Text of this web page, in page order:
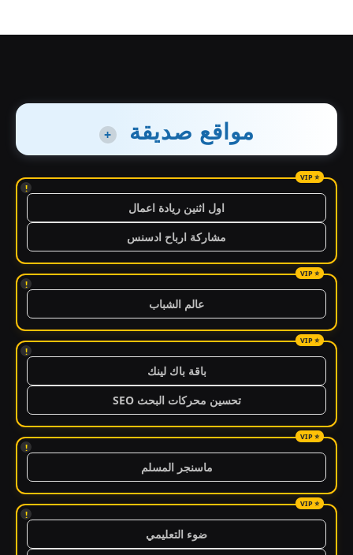
مواقع صديقة +
!
اول اثنين ريادة اعمال
مشاركة ارباح ادسنس
!
عالم الشباب
!
باقة باك لينك
تحسين محركات البحث SEO
!
ماسنجر المسلم
!
ضوء التعليمي